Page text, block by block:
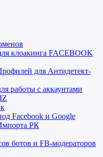
клоакинга FACEBOOK
для Антидетект-
работы с аккаунтами
Facebook и Google
РК
ботов и FB-модераторов